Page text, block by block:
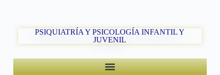
PSIQUIATRÍA Y PSICOLOGÍA INFANTIL Y
JUVENIL